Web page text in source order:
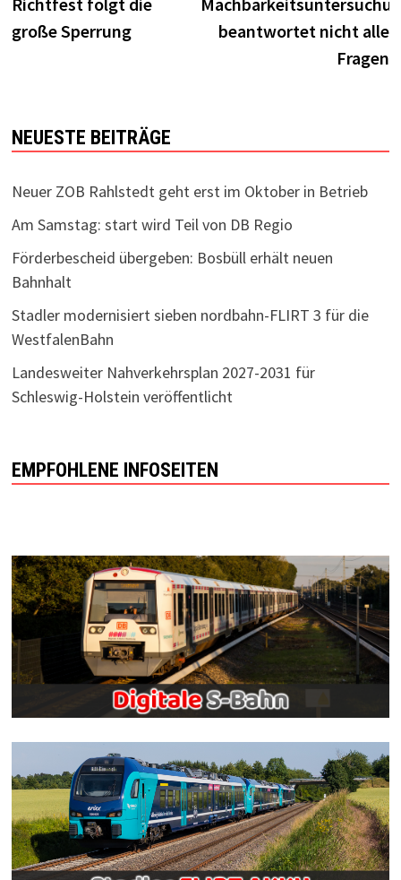
große Sperrung
beantwortet nicht alle
Fragen
NEUESTE BEITRÄGE
Neuer ZOB Rahlstedt geht erst im Oktober in Betrieb
Am Samstag: start wird Teil von DB Regio
Förderbescheid übergeben: Bosbüll erhält neuen
Bahnhalt
Stadler modernisiert sieben nordbahn-FLIRT 3 für die
WestfalenBahn
Landesweiter Nahverkehrsplan 2027-2031 für
Schleswig-Holstein veröffentlicht
EMPFOHLENE INFOSEITEN